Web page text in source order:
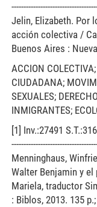
Jelin, Elizabeth. Por
acción colectiva /
Buenos Aires :
ACCION
CIUDADANA;
SEXUALES;
INMIGRANTES;
[1] Inv.:27491
Menninghaus,
Walter Benjamin y
Mariela, traductor
: Biblos, 2013. 135